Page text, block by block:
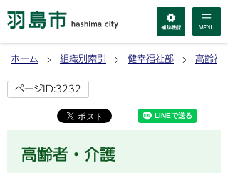
ホーム 組織別索引 健幸福祉部 高齢福
ページID:3232
高齢者・介護